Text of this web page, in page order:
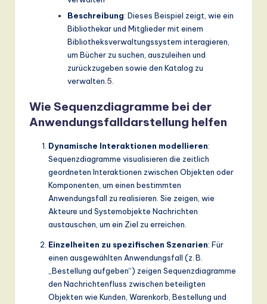
Beschreibung: Dieses Beispiel zeigt, wie ein
Bibliothekar und Mitglieder mit einem
Bibliotheksverwaltungssystem interagieren,
um Bücher zu suchen, auszuleihen und
zurückzugeben sowie den Katalog zu
verwalten. 5
Wie Sequenzdiagramme bei der
Anwendungsfalldarstellung helfen
Dynamische Interaktionen modellieren:
Sequenzdiagramme visualisieren die zeitlich
geordneten Interaktionen zwischen Objekten oder
Komponenten, um einen bestimmten
Anwendungsfall zu realisieren. Sie zeigen, wie
Akteure und Systemobjekte Nachrichten
austauschen, um ein Ziel zu erreichen.
Einzelheiten zu spezifischen Szenarien: Für
einen ausgewählten Anwendungsfall (z. B.
„Bestellung aufgeben“) zeigen Sequenzdiagramme
den Nachrichtenfluss zwischen beteiligten
Objekten wie Kunden, Warenkorb, Bestellung und